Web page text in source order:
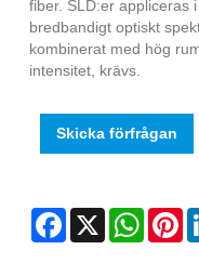
fiber. SLD:er appliceras
bredbandigt optiskt
kombinerat med hög
intensitet, krävs.
Skicka förfrågan
Facebook
X